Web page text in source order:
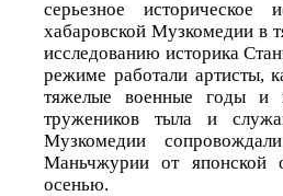
серьезное историческое
хабаровской Музкомедии в
исследованию историка
режиме работали артисты,
тяжелые военные годы и
тружеников тыла и
Музкомедии
Маньчжурии от японской
осенью.